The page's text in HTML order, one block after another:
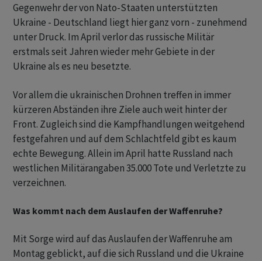
Gegenwehr der von Nato-Staaten unterstützten
Ukraine - Deutschland liegt hier ganz vorn - zunehmend
unter Druck. Im April verlor das russische Militär
erstmals seit Jahren wieder mehr Gebiete in der
Ukraine als es neu besetzte.
Vor allem die ukrainischen Drohnen treffen in immer
kürzeren Abständen ihre Ziele auch weit hinter der
Front. Zugleich sind die Kampfhandlungen weitgehend
festgefahren und auf dem Schlachtfeld gibt es kaum
echte Bewegung. Allein im April hatte Russland nach
westlichen Militärangaben 35.000 Tote und Verletzte zu
verzeichnen.
Was kommt nach dem Auslaufen der Waffenruhe?
Mit Sorge wird auf das Auslaufen der Waffenruhe am
Montag geblickt, auf die sich Russland und die Ukraine